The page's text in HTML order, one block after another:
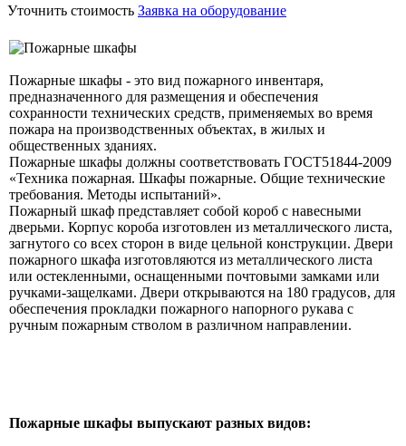
Уточнить стоимость Заявка на оборудование
Пожарные шкафы - это вид пожарного инвентаря,
предназначенного для размещения и обеспечения
сохранности технических средств, применяемых во время
пожара на производственных объектах, в жилых и
общественных зданиях.
Пожарные шкафы должны соответствовать ГОСТ51844-2009
«Техника пожарная. Шкафы пожарные. Общие технические
требования. Методы испытаний».
Пожарный шкаф представляет собой короб с навесными
дверьми. Корпус короба изготовлен из металлического листа,
загнутого со всех сторон в виде цельной конструкции. Двери
пожарного шкафа изготовляются из металлического листа
или остекленными, оснащенными почтовыми замками или
ручками-защелками. Двери открываются на 180 градусов, для
обеспечения прокладки пожарного напорного рукава с
ручным пожарным стволом в различном направлении.
Пожарные шкафы выпускают разных видов: